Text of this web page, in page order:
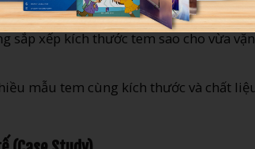
gian bế cắt nhanh hơn.
sắp xếp kích thước tem sao cho vừa
mẫu tem cùng kích thước và chất